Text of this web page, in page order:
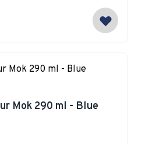
Mok 290 ml - Blue